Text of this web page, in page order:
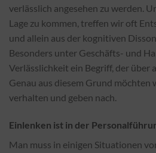
verlässlich angesehen zu werden.
Lage zu kommen, treffen wir oft
und allein aus der kognitiven
Besonders unter Geschäfts- und
Verlässlichkeit ein Begriff, der über
Genau aus diesem Grund möchten
verhalten und geben nach.
Einlenken ist in der
Man muss in einigen Situationen